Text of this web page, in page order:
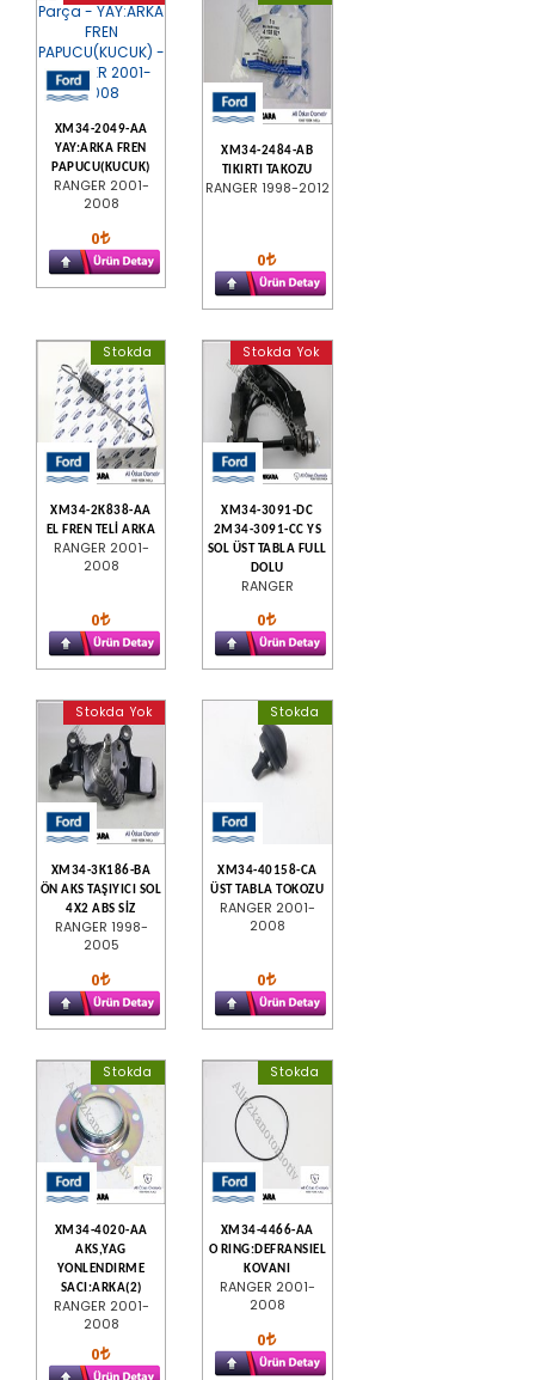
XM34-2049-AA
YAY:ARKA FREN
PAPUCU(KUCUK)
RANGER 2001-
2008
0
XM34-2484-AB
TIKIRTI TAKOZU
RANGER 1998-2012
0
Stokda
XM34-2K838-AA
EL FREN TELİ ARKA
RANGER 2001-
2008
0
Stokda Yok
XM34-3091-DC
2M34-3091-CC YS
SOL ÜST TABLA FULL
DOLU
RANGER
0
Stokda Yok
XM34-3K186-BA
ÖN AKS TAŞIYICI SOL
4X2 ABS SİZ
RANGER 1998-
2005
0
Stokda
XM34-40158-CA
ÜST TABLA TOKOZU
RANGER 2001-
2008
0
Stokda
XM34-4020-AA
AKS,YAG
YONLENDIRME
SACI:ARKA(2)
RANGER 2001-
2008
0
Stokda
XM34-4466-AA
O RING:DEFRANSIEL
KOVANI
RANGER 2001-
2008
0